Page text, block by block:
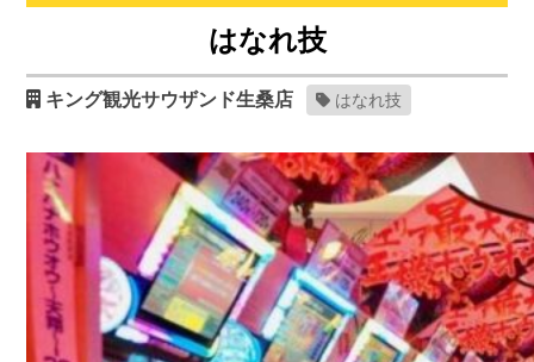
はなれ技
キング観光サウザンド生桑店 はなれ技